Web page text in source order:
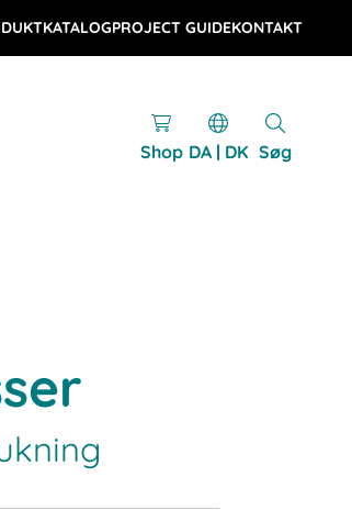
PROJECT GUIDEKONTAKT
Shop DA | DK Søg